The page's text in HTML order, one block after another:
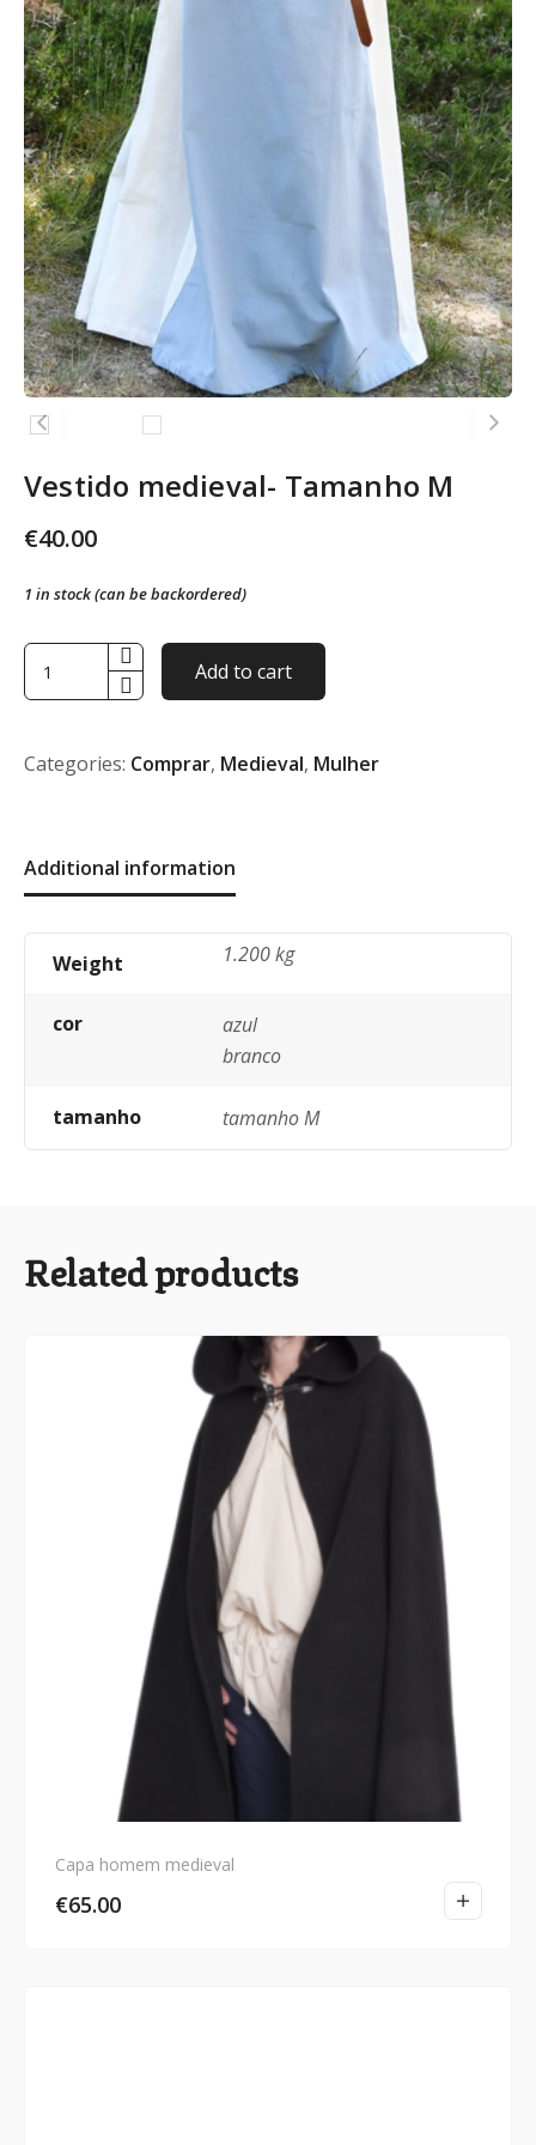
Vestido medieval- Tamanho M
€40.00
1 in stock (can be backordered)
Vestido
medieval-
Tamanho
quantity
Add to cart
Categories: Comprar, Medieval, Mulher
Additional information
Weight 1.200 kg
cor
azul
branco
tamanho tamanho M
Related products
Capa homem medieval
€65.00